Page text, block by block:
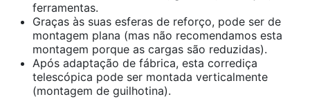
ferramentas.
Graças às suas esferas de reforço, pode ser de
montagem plana (mas não recomendamos esta
montagem porque as cargas são reduzidas).
Após adaptação de fábrica, esta corrediça
telescópica pode ser montada verticalmente
(montagem de guilhotina).